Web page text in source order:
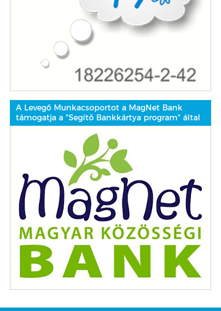
A Levegő Munkacsoportot a MagNet Bank
támogatja a "Segítő Bankkártya program" által